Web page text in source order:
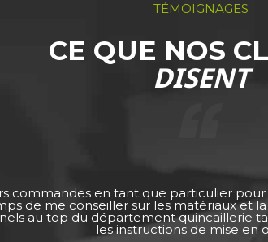
TÉMOIGNAGES
CE QUE NOS
DISENT
commandes en tant que particulier
de me conseiller sur les matériaux et
au top du département quincaillerie
les instructions de mise en